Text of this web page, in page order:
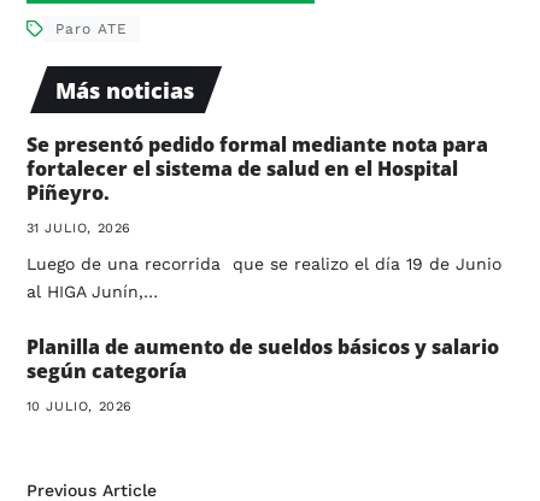
Paro ATE
Más noticias
Se presentó pedido formal mediante nota para
fortalecer el sistema de salud en el Hospital
Piñeyro.
31 JULIO, 2026
Luego de una recorrida que se realizo el día 19 de Junio
al HIGA Junín,…
Planilla de aumento de sueldos básicos y salario
según categoría
10 JULIO, 2026
Previous Article